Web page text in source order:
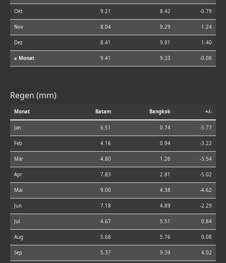
Okt 9.21 8.42 -0.79
Nov 8.04 9.29 1.24
Dez 8.41 9.81 1.40
⌀ Monat 9.41 9.33 -0.08
Regen (mm)
Monat Batam Bangkok +/-
Jan 6.51 0.74 -5.77
Feb 4.16 0.94 -3.22
Mär 4.80 1.26 -3.54
Apr 7.83 2.81 -5.02
Mai 9.00 4.38 -4.62
Jun 7.18 4.89 -2.29
Jul 4.67 5.51 0.84
Aug 5.68 5.76 0.08
Sep 5.37 9.39 4.02